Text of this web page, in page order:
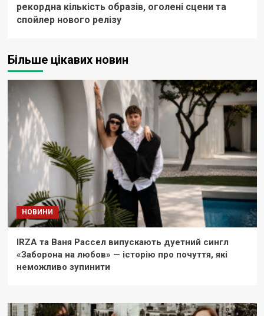
рекордна кількість образів, оголені сцени та
спойлер нового релізу
Більше цікавих новин
НОВИНИ
IRZA та Ваня Рассел випускають дуетний сингл
«Заборона на любов» — історію про почуття, які
неможливо зупинити